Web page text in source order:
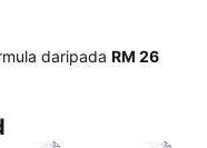
daripada ‎RM 26